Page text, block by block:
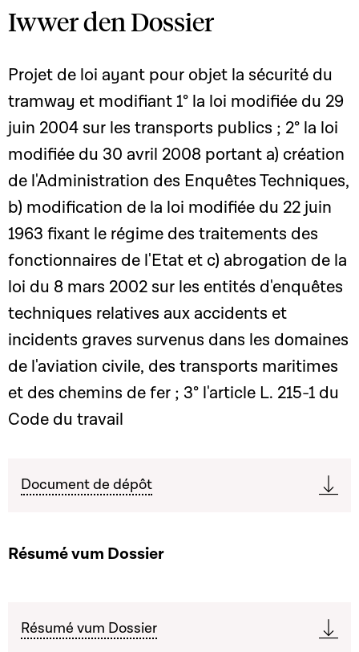
Iwwer den Dossier
Projet de loi ayant pour objet la sécurité du
tramway et modifiant 1° la loi modifiée du 29
juin 2004 sur les transports publics ; 2° la loi
modifiée du 30 avril 2008 portant a) création
de l'Administration des Enquêtes Techniques,
b) modification de la loi modifiée du 22 juin
1963 fixant le régime des traitements des
fonctionnaires de l'Etat et c) abrogation de la
loi du 8 mars 2002 sur les entités d'enquêtes
techniques relatives aux accidents et
incidents graves survenus dans les domaines
de l'aviation civile, des transports maritimes
et des chemins de fer ; 3° l'article L. 215-1 du
Code du travail
Document de dépôt
Résumé vum Dossier
Résumé vum Dossier